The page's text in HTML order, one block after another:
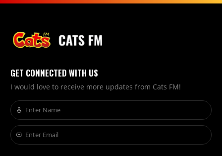
GET CONNECTED WITH US
I would love to receive more updates from Cats FM!